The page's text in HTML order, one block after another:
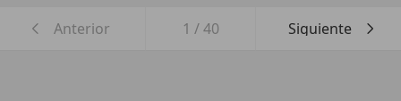
Anterior 1 /40 Siguiente